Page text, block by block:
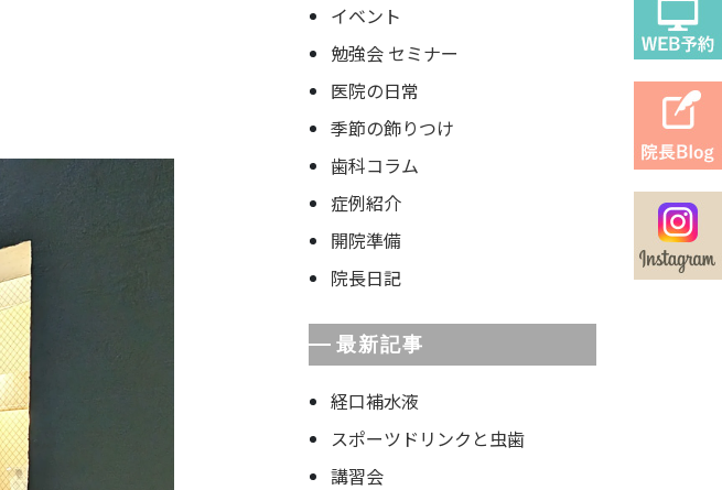
イベント
勉強会 セミナー
医院の日常
季節の飾りつけ
歯科コラム
症例紹介
開院準備
院長日記
最新記事
経口補水液
スポーツドリンクと虫歯
講習会